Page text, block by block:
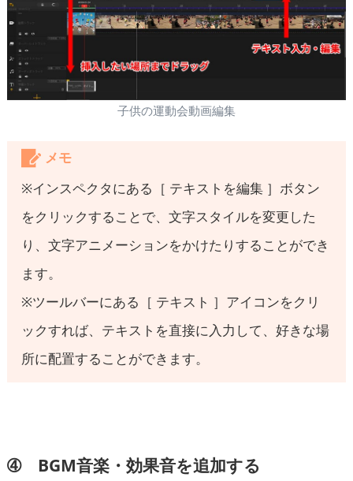
子供の運動会動画編集
メモ
※インスペクタにある［ テキストを編集 ］ボタン
をクリックすることで、文字スタイルを変更した
り、文字アニメーションをかけたりすることができ
ます。
※ツールバーにある［ テキスト ］アイコンをクリ
ックすれば、テキストを直接に入力して、好きな場
所に配置することができます。
➃ BGM音楽・効果音を追加する